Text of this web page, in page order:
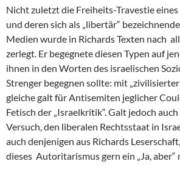
Nicht zuletzt die Freiheits-Travestie
und deren sich als „libertär“
Medien wurde in Richards Texten nach
zerlegt. Er begegnete diesen Typen auf
ihnen in den Worten des israelischen
Strenger begegnen sollte: mit „zivilisierter
gleiche galt für Antisemiten jeglicher
Fetisch der „Israelkritik“. Galt jedoch
Versuch, den liberalen Rechtsstaat in
auch denjenigen aus Richards
dieses Autoritarismus gern ein „Ja, aber“